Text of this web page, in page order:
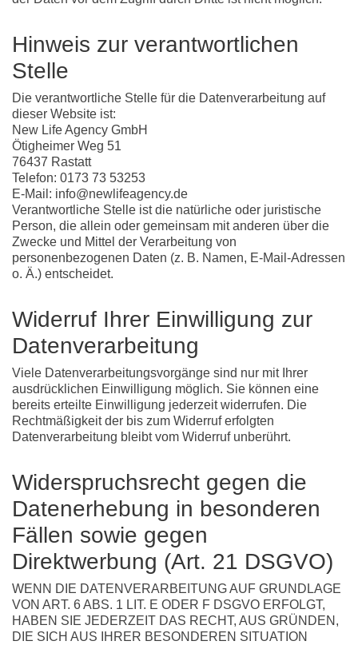
Hinweis zur verantwortlichen
Stelle
Die verantwortliche Stelle für die Datenverarbeitung auf
dieser Website ist:
New Life Agency GmbH
Ötigheimer Weg 51
76437 Rastatt
Telefon: 0173 73 53253
E-Mail: info@newlifeagency.de
Verantwortliche Stelle ist die natürliche oder juristische
Person, die allein oder gemeinsam mit anderen über die
Zwecke und Mittel der Verarbeitung von
personenbezogenen Daten (z. B. Namen, E-Mail-Adressen
o. Ä.) entscheidet.
Widerruf Ihrer Einwilligung zur
Datenverarbeitung
Viele Datenverarbeitungsvorgänge sind nur mit Ihrer
ausdrücklichen Einwilligung möglich. Sie können eine
bereits erteilte Einwilligung jederzeit widerrufen. Die
Rechtmäßigkeit der bis zum Widerruf erfolgten
Datenverarbeitung bleibt vom Widerruf unberührt.
Widerspruchsrecht gegen die
Datenerhebung in besonderen
Fällen sowie gegen
Direktwerbung (Art. 21 DSGVO)
WENN DIE DATENVERARBEITUNG AUF GRUNDLAGE
VON ART. 6 ABS. 1 LIT. E ODER F DSGVO ERFOLGT,
HABEN SIE JEDERZEIT DAS RECHT, AUS GRÜNDEN,
DIE SICH AUS IHRER BESONDEREN SITUATION